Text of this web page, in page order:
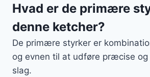
Hvad er de primære
denne ketcher?
De primære styrker er
og evnen til at udføre præcise og
slag.